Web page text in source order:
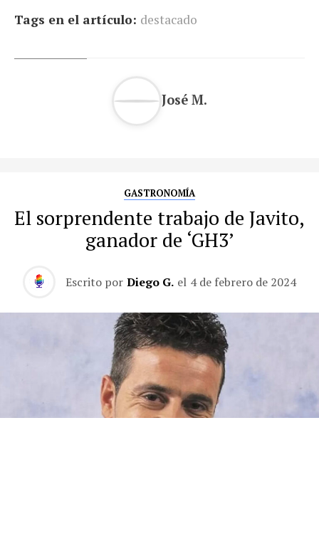
Tags en el artículo: destacado
José M.
GASTRONOMÍA
El sorprendente trabajo de Javito,
ganador de ‘GH3’
Escrito por Diego G. el 4 de febrero de 2024